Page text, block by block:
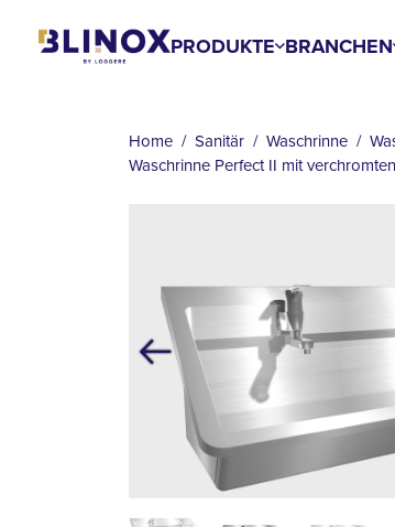
PRODUKTE BRANCHEN
Home Sanitär Waschrinne
Waschrinne Perfect II mit
Previous